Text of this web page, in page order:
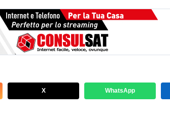
X WhatsApp